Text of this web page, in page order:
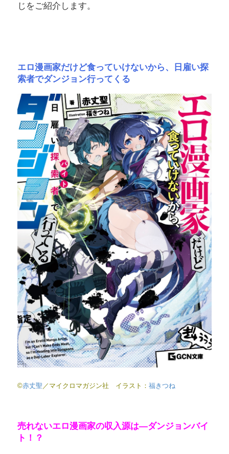
じをご紹介します。
エロ漫画家だけど食っていけないから、日雇い探
索者でダンジョン行ってくる
©赤丈聖 ／マイクロマガジン社 イラスト： 福きつね
売れないエロ漫画家の収入源は―ダンジョンバイ
ト！？